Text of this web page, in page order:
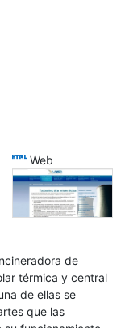
html Web
de
térmica y central
de ellas se
que las